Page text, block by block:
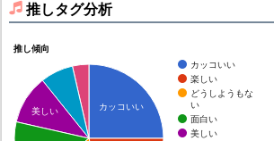
推しタグ分析
推し傾向
カッコいい
楽しい
どうしようもな
い
面白い
美しい
カッコいい
美しい